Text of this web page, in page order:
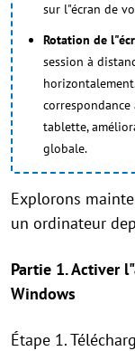
sur l"écran de
Rotation de
session à
tablette,
globale.
Explorons
un ordinateur
Partie 1. Activer
Windows
Étape 1.